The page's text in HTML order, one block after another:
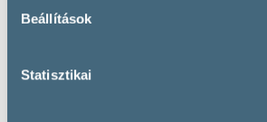
Beállítások
Statisztikai
VIMAVIN PINCÉSZET